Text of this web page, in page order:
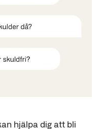
hjälpa dig att bli